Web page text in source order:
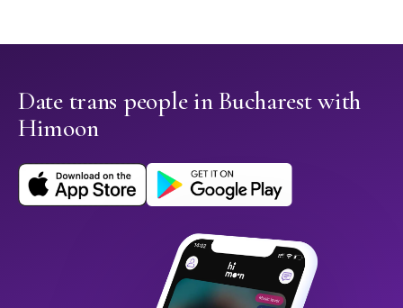
Date trans people in Bucharest with
Himoon